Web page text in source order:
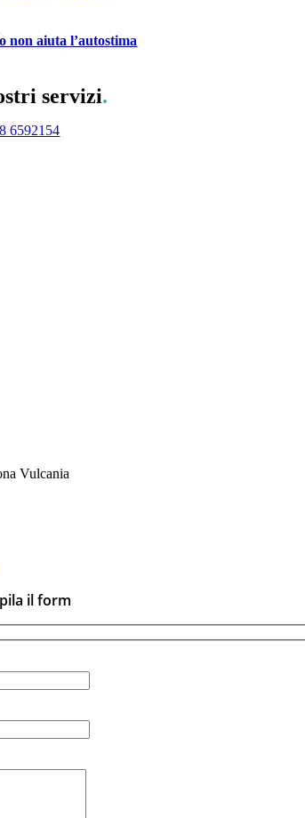
non aiuta l’autostima
servizi.
6592154
Vulcania
il form